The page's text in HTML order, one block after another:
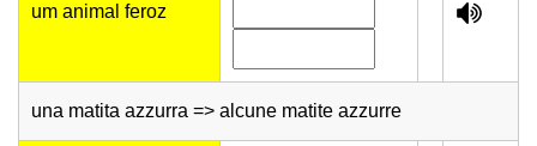
um animal feroz
una matita azzurra => alcune matite azzurre